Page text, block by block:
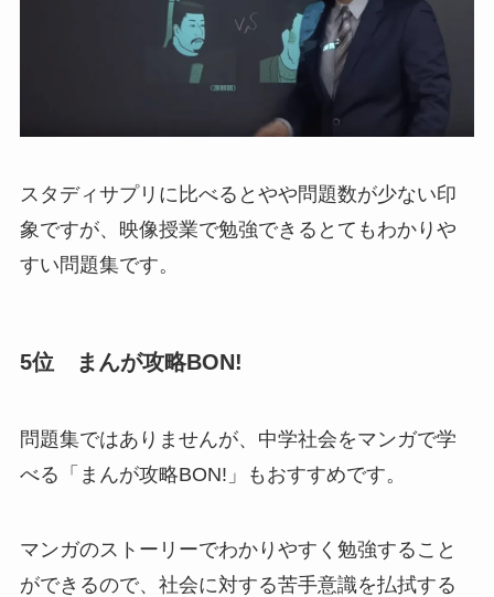
スタディサプリに比べるとやや問題数が少ない印
象ですが、映像授業で勉強できるとてもわかりや
すい問題集です。
5位 まんが攻略BON!
問題集ではありませんが、中学社会をマンガで学
べる「まんが攻略BON!」もおすすめです。
マンガのストーリーでわかりやすく勉強すること
ができるので、社会に対する苦手意識を払拭する